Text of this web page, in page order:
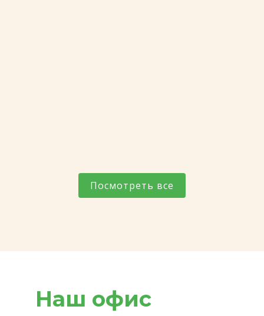
Посмотреть все
Наш офис